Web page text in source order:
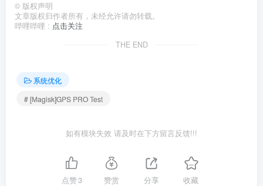
© 版权声明
文章版权归作者所有，未经允许请勿转载。
哔哩哔哩 : 点击关注
THE END
系统优化
# [Magisk]GPS PRO Test
如有模块失效 请及时在下方留言反馈!!!
点赞3 赞赏 分享 收藏